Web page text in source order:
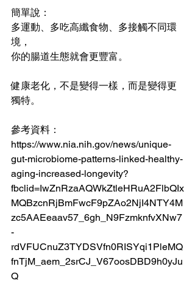
簡單說：
多運動、多吃高纖食物、多接觸不同環
境，
你的腸道生態就會更豐富。
健康老化，不是變得一樣，而是變得更
獨特。
參考資料：
https://www.nia.nih.gov/news/unique-
gut-microbiome-patterns-linked-healthy-
aging-increased-longevity?
fbclid=IwZnRzaAQWkZtleHRuA2FlbQIx
MQBzcnRjBmFwcF9pZAo2NjI4NTY4M
zc5AAEeaav57_6gh_N9FzmknfvXNw7
-
rdVFUCnuZ3TYDSVfn0RISYqi1PleMQ
fnTjM_aem_2srCJ_V67oosDBD9h0yJu
Q